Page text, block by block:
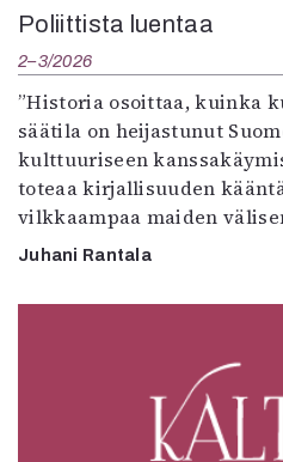
Poliittista luentaa
2–3/2026
”Historia osoittaa, kuinka
säätila on heijastunut
kulttuuriseen
toteaa kirjallisuuden
vilkkaampaa maiden
Juhani Rantala